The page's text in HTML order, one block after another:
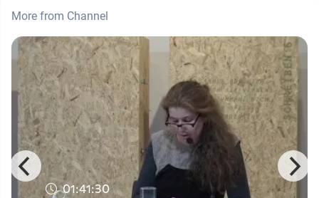
More from Channel
01:41:30